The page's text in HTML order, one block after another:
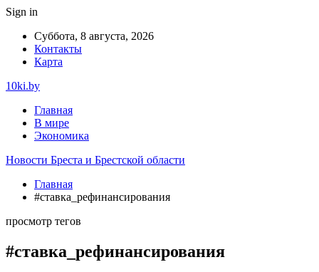
Sign in
Суббота, 8 августа, 2026
Контакты
Карта
10ki.by
Главная
В мире
Экономика
Новости Бреста и Брестской области
Главная
#ставка_рефинансирования
просмотр тегов
#ставка_рефинансирования